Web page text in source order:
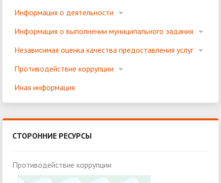
Информация о деятельности
Информация о выполнении муниципального задания
Независимая оценка качества предоставления услуг
Противодействие коррупции
Иная информация
СТОРОННИЕ РЕСУРСЫ
Противодействие коррупции